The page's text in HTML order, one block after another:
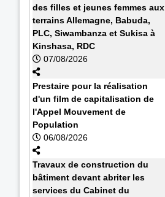
des filles et jeunes femmes aux
terrains Allemagne, Babuda,
PLC, Siwambanza et Sukisa à
Kinshasa, RDC
07/08/2026
Prestaire pour la réalisation
d'un film de capitalisation de
l'Appel Mouvement de
Population
06/08/2026
Travaux de construction du
bâtiment devant abriter les
services du Cabinet du